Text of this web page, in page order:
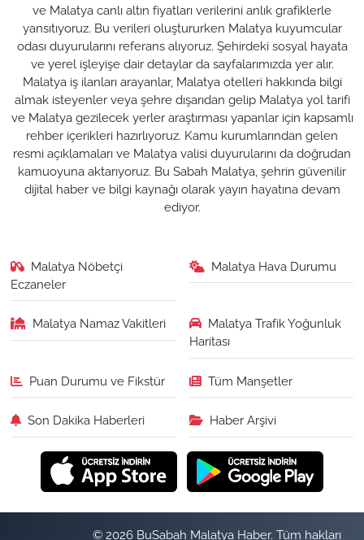
ve Malatya canlı altın fiyatları verilerini anlık grafiklerle
yansıtıyoruz. Bu verileri oluştururken Malatya kuyumcular
odası duyurularını referans alıyoruz. Şehirdeki sosyal hayata
ve yerel işleyişe dair detaylar da sayfalarımızda yer alır.
Malatya iş ilanları arayanlar, Malatya otelleri hakkında bilgi
almak isteyenler veya şehre dışarıdan gelip Malatya yol tarifi
ve Malatya gezilecek yerler araştırması yapanlar için kapsamlı
rehber içerikleri hazırlıyoruz. Kamu kurumlarından gelen
resmi açıklamaları ve Malatya valisi duyurularını da doğrudan
kamuoyuna aktarıyoruz. Bu Sabah Malatya, şehrin güvenilir
dijital haber ve bilgi kaynağı olarak yayın hayatına devam
ediyor.
Malatya Nöbetçi
Eczaneler
Malatya Hava Durumu
Malatya Namaz Vakitleri
Malatya Trafik Yoğunluk
Haritası
Puan Durumu ve Fikstür Tüm Manşetler
Son Dakika Haberleri Haber Arşivi
© 2026 BuSabah Malatya Haber. Tüm hakları